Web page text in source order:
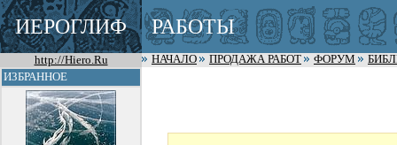
ИЕРОГЛИФ РАБОТЫ
http://Hiero.Ru НАЧАЛО ПРОДАЖА РАБОТ ФОРУМ
ИЗБРАННОЕ